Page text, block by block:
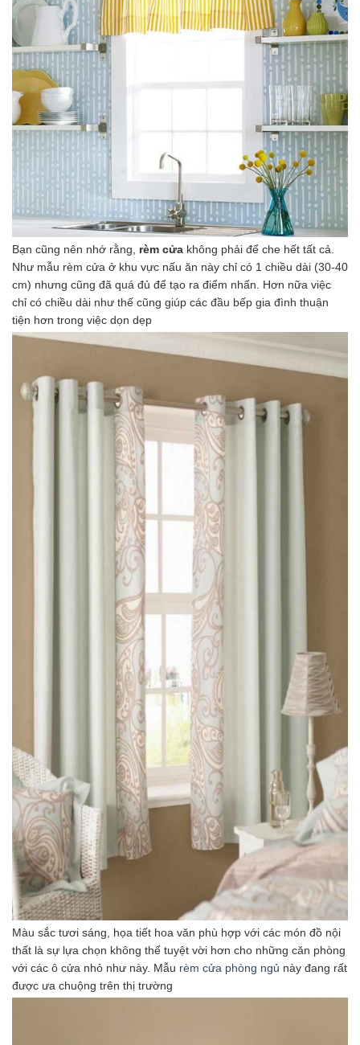
Bạn cũng nên nhớ rằng, rèm cửa không phải để che hết tất cả.
Như mẫu rèm cửa ở khu vực nấu ăn này chỉ có 1 chiều dài (30-40
cm) nhưng cũng đã quá đủ để tạo ra điểm nhấn. Hơn nữa việc
chỉ có chiều dài như thế cũng giúp các đầu bếp gia đình thuận
tiện hơn trong việc dọn dẹp
Màu sắc tươi sáng, họa tiết hoa văn phù hợp với các món đồ nội
thất là sự lựa chọn không thể tuyệt vời hơn cho những căn phòng
với các ô cửa nhỏ như này. Mẫu rèm cửa phòng ngủ này đang rất
được ưa chuộng trên thị trường